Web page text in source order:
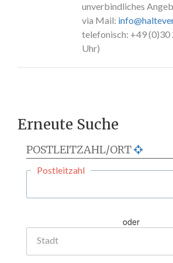
unverbindliches
via Mail:
telefonisch: +49 (0)30
Uhr)
Erneute Suche
POSTLEITZAHL/ORT
Postleitzahl
oder
Stadt